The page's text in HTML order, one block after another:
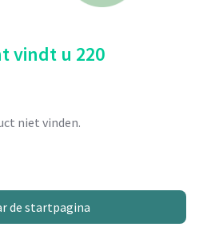
vindt u 220
niet vinden.
de startpagina